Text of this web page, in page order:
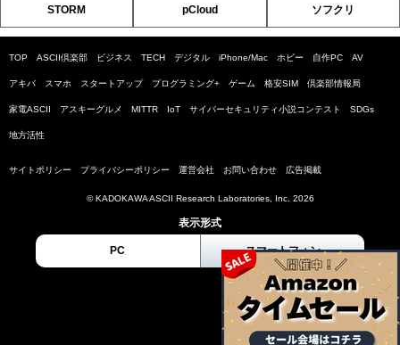
STORM pCloud ソフクリ
TOP ASCII倶楽部 ビジネス TECH デジタル iPhone/Mac ホビー 自作PC AV
アキバ スマホ スタートアップ プログラミング+ ゲーム 格安SIM 倶楽部情報局
家電ASCII アスキーグルメ MITTR IoT サイバーセキュリティ小説コンテスト SDGs
地方活性
サイトポリシー プライバシーポリシー 運営会社 お問い合わせ 広告掲載
© KADOKAWA ASCII Research Laboratories, Inc. 2026
表示形式
PC スマートフォン